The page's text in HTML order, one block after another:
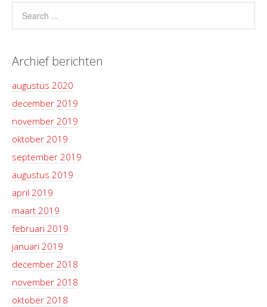
Archief berichten
augustus 2020
december 2019
november 2019
oktober 2019
september 2019
augustus 2019
april 2019
maart 2019
februari 2019
januari 2019
december 2018
november 2018
oktober 2018